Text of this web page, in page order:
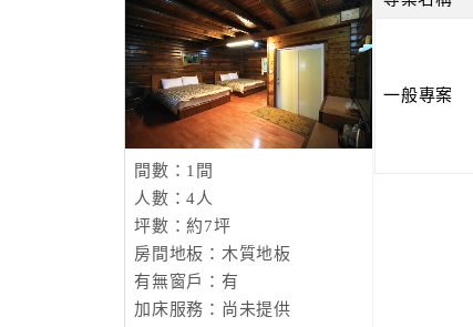
間數：1間
人數：4人
坪數：約7坪
房間地板：木質地板
有無窗戶：有
加床服務：尚未提供
一般專案